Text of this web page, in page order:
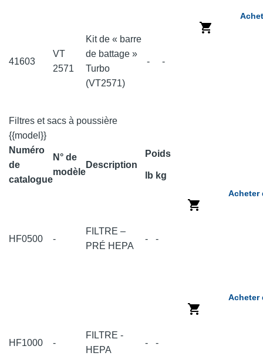
41603
VT
2571
Kit de « barre
de battage »
Turbo
(VT2571)
- -
Filtres et sacs à poussière
{{model}}
Numéro
de
catalogue
N° de
modèle
Description
Poids
lb kg
HF0500 -
FILTRE –
PRÉ HEPA
- -
Acheter
HF1000 -
FILTRE -
HEPA
- -
Acheter